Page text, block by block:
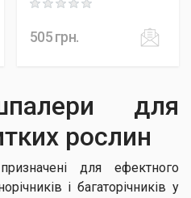
Rating: 0 out of 5
505грн.
для
рослин
для ефектного
і багаторічників у